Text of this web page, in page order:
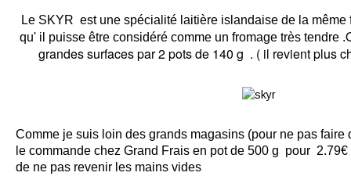
Le SKYR est une spécialité laitière islandaise de la
qu' il puisse être considéré comme un fromage très tendre .
grandes surfaces par 2 pots de 140 g . ( il revient plus
Comme je suis loin des grands magasins (pour ne pas
le commande chez Grand Frais en pot de 500 g pour
de ne pas revenir les mains vides